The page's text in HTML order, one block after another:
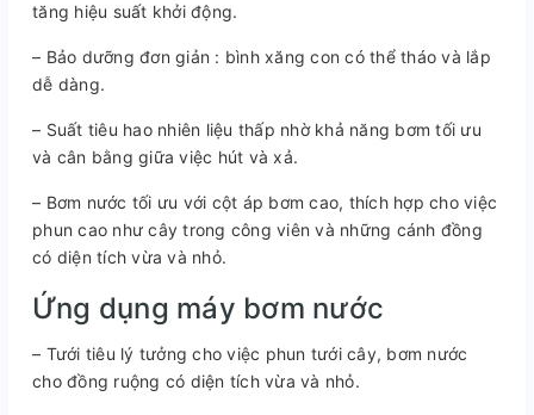
tăng hiệu suất khởi động.
– Bảo dưỡng đơn giản : bình xăng con có thể tháo và lắp
dễ dàng.
– Suất tiêu hao nhiên liệu thấp nhờ khả năng bơm tối ưu
và cân bằng giữa việc hút và xả.
– Bơm nước tối ưu với cột áp bơm cao, thích hợp cho việc
phun cao như cây trong công viên và những cánh đồng
có diện tích vừa và nhỏ.
Ứng dụng máy bơm nước
– Tưới tiêu lý tưởng cho việc phun tưới cây, bơm nước
cho đồng ruộng có diện tích vừa và nhỏ.